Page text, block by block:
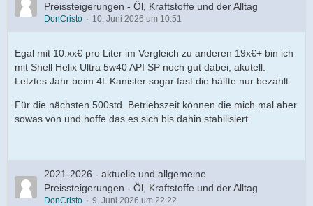
Preissteigerungen - Öl, Kraftstoffe und der Alltag
DonCristo 10. Juni 2026 um 10:51
Egal mit 10.xx€ pro Liter im Vergleich zu anderen 19x€+ bin ich
mit Shell Helix Ultra 5w40 API SP noch gut dabei, akutell.
Letztes Jahr beim 4L Kanister sogar fast die hälfte nur bezahlt.
Für die nächsten 500std. Betriebszeit können die mich mal aber
sowas von und hoffe das es sich bis dahin stabilisiert.
2021-2026 - aktuelle und allgemeine
Preissteigerungen - Öl, Kraftstoffe und der Alltag
DonCristo 9. Juni 2026 um 22:22